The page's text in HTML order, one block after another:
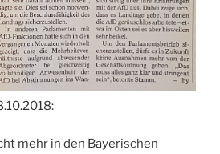
mehr in den Bayerischen